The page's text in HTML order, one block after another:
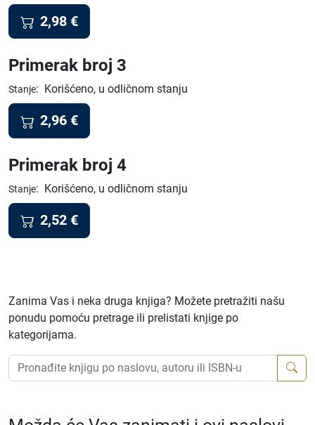
2,98 €
Primerak broj 3
Stanje: Korišćeno, u odličnom stanju
2,96 €
Primerak broj 4
Stanje: Korišćeno, u odličnom stanju
2,52 €
Zanima Vas i neka druga knjiga? Možete pretražiti našu
ponudu pomoću pretrage ili prelistati knjige po
kategorijama.